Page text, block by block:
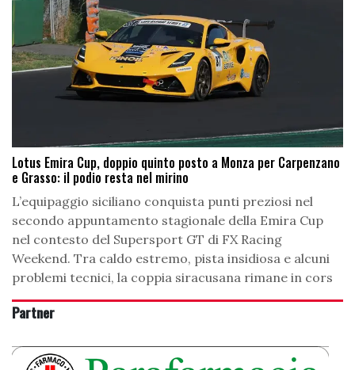
Lotus Emira Cup, doppio quinto posto a Monza per Carpenzano
e Grasso: il podio resta nel mirino
L’equipaggio siciliano conquista punti preziosi nel
secondo appuntamento stagionale della Emira Cup
nel contesto del Supersport GT di FX Racing
Weekend. Tra caldo estremo, pista insidiosa e alcuni
problemi tecnici, la coppia siracusana rimane in cors
Partner